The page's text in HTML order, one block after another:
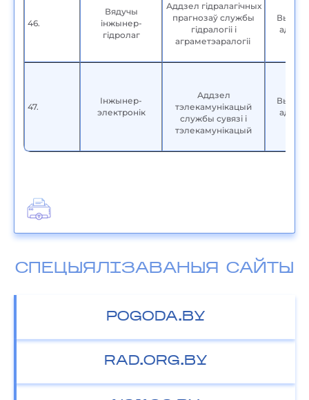
46.
Вядучы
інжынер-
гідролаг
Аддзел гідралагічных
прагнозаў службы
гідралогіі і
аграметэаралогіі
47.
Інжынер-
электронік
Аддзел
тэлекамунікацый
службы сувязі і
тэлекамунікацый
СПЕЦЫЯЛІЗАВАНЫЯ САЙТЫ
POGODA.BY
RAD.ORG.BY